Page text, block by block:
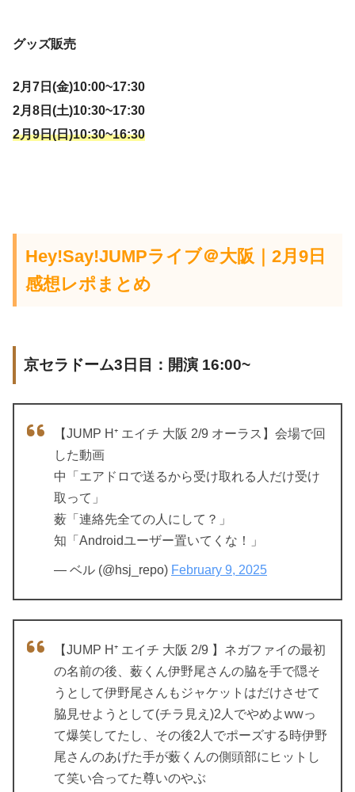
グッズ販売
2月7日(金)10:00~17:30
2月8日(土)10:30~17:30
2月9日(日)10:30~16:30
Hey!Say!JUMPライブ＠大阪｜2月9日
感想レポまとめ
京セラドーム3日目：開演 16:00~
【JUMP H⁺ エイチ 大阪 2/9 オーラス】会場で回
した動画
中「エアドロで送るから受け取れる人だけ受け
取って」
薮「連絡先全ての人にして？」
知「Androidユーザー置いてくな！」
— ベル (@hsj_repo) February 9, 2025
【JUMP H⁺ エイチ 大阪 2/9 】ネガファイの最初
の名前の後、薮くん伊野尾さんの脇を手で隠そ
うとして伊野尾さんもジャケットはだけさせて
脇見せようとして(チラ見え)2人でやめよwwっ
て爆笑してたし、その後2人でポーズする時伊野
尾さんのあげた手が薮くんの側頭部にヒットし
て笑い合ってた尊いのやぶ